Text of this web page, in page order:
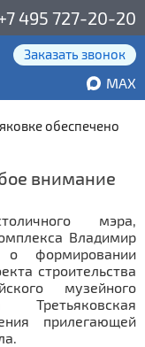
495 727-20-20
Заказать звонок
MAX
обеспечено
внимание
мэра,
Владимир
о формировании
строительства
музейного
Третьяковская
прилегающей